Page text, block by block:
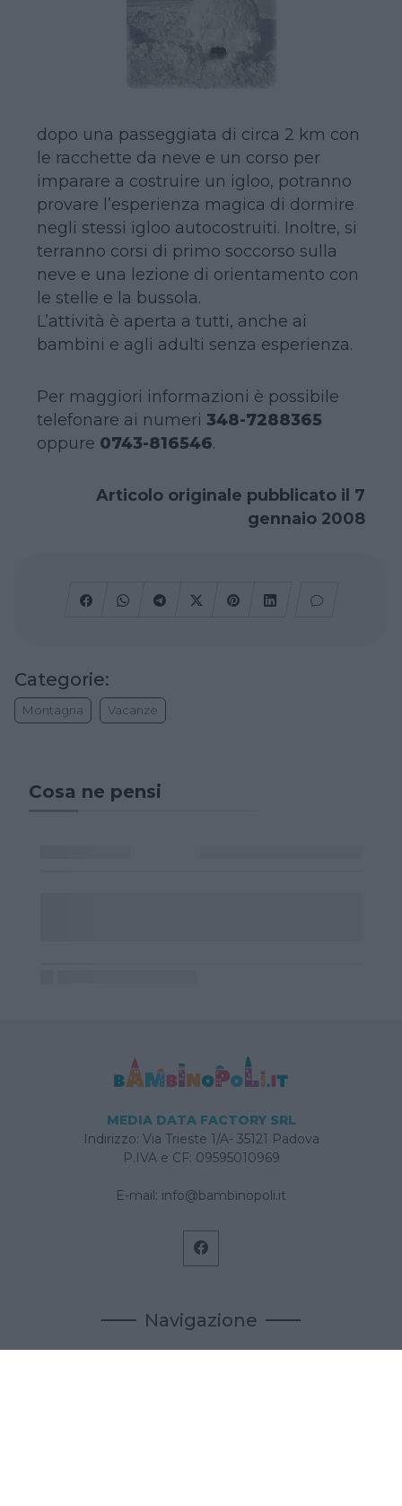
dopo una passeggiata di circa 2 km con
le racchette da neve e un corso per
imparare a costruire un igloo, potranno
provare l’esperienza magica di dormire
negli stessi igloo autocostruiti. Inoltre, si
terranno corsi di primo soccorso sulla
neve e una lezione di orientamento con
le stelle e la bussola.
L’attività è aperta a tutti, anche ai
bambini e agli adulti senza esperienza.
Per maggiori informazioni è possibile
telefonare ai numeri 348-7288365
oppure 0743-816546.
Articolo originale pubblicato il 7
gennaio 2008
Categorie:
Montagna Vacanze
Cosa ne pensi
MEDIA DATA FACTORY SRL
Indirizzo: Via Trieste 1/A- 35121 Padova
P.IVA e CF: 09595010969
E-mail: info@bambinopoli.it
Navigazione